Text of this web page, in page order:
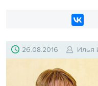
26.08.2016 Илья